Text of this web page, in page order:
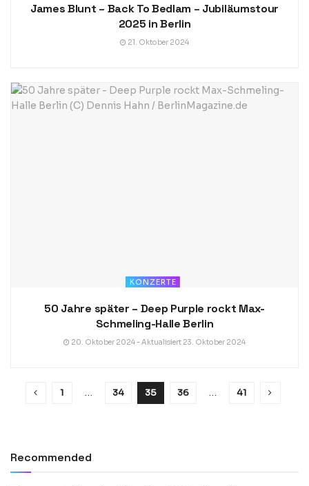
James Blunt – Back To Bedlam – Jubiläumstour
2025 in Berlin
21. Oktober 2024
KONZERTE
50 Jahre später – Deep Purple rockt Max-
Schmeling-Halle Berlin
20. Oktober 2024 - Aktualisiert 23. Oktober 2024
1 … 34 35 36 … 41
Recommended